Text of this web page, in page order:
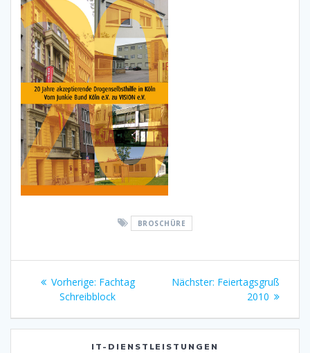
BROSCHÜRE
Beitragsnavigation
Vorherige: Vorheriger
Beitrag:
Fachtag
Schreibblock
Nächster: Nächster
Beitrag:
Feiertagsgruß
2010
IT-DIENSTLEISTUNGEN